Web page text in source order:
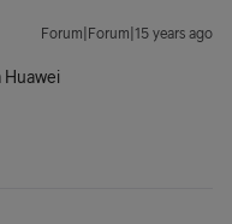
Forum|Forum|15 years ago
Huawei